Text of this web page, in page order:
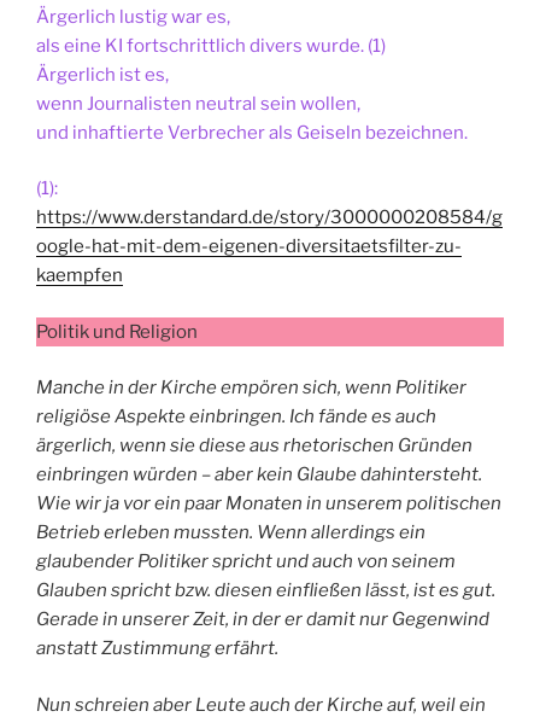
Ärgerlich lustig war es,
als eine KI fortschrittlich divers wurde. (1)
Ärgerlich ist es,
wenn Journalisten neutral sein wollen,
und inhaftierte Verbrecher als Geiseln bezeichnen.
(1):
https://www.derstandard.de/story/3000000208584/g
oogle-hat-mit-dem-eigenen-diversitaetsfilter-zu-
kaempfen
Politik und Religion
Manche in der Kirche empören sich, wenn Politiker
religiöse Aspekte einbringen. Ich fände es auch
ärgerlich, wenn sie diese aus rhetorischen Gründen
einbringen würden – aber kein Glaube dahintersteht.
Wie wir ja vor ein paar Monaten in unserem politischen
Betrieb erleben mussten. Wenn allerdings ein
glaubender Politiker spricht und auch von seinem
Glauben spricht bzw. diesen einfließen lässt, ist es gut.
Gerade in unserer Zeit, in der er damit nur Gegenwind
anstatt Zustimmung erfährt.
Nun schreien aber Leute auch der Kirche auf, weil ein